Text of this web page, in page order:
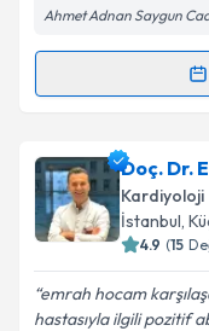
Metni'ni
kapsamda
Ahmet Adnan Saygun
Randevu
Prof. Dr. Alp
talebi oluşturun.
için bir takvim
bilgilendireceğiz.
E-posta
Doç. Dr.
Kardiyoloji
İstanbul,
4.9 (15
emrah hocam
hastasıyla ilgili pozitif